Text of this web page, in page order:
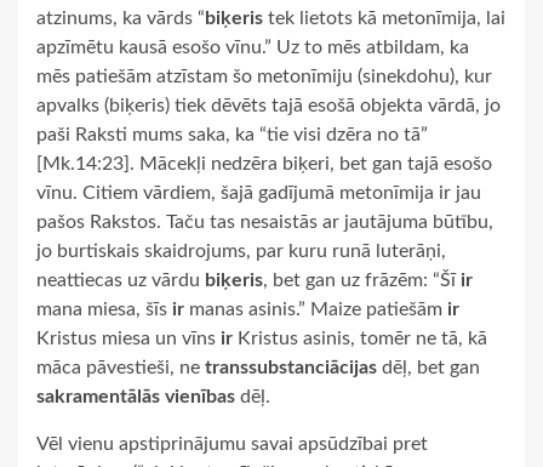
atzinums, ka vārds “biķeris tek lietots kā metonīmija, lai
apzīmētu kausā esošo vīnu.” Uz to mēs atbildam, ka
mēs patiešām atzīstam šo metonīmiju (sinekdohu), kur
apvalks (biķeris) tiek dēvēts tajā esošā objekta vārdā, jo
paši Raksti mums saka, ka “tie visi dzēra no tā”
[Mk.14:23]. Mācekļi nedzēra biķeri, bet gan tajā esošo
vīnu. Citiem vārdiem, šajā gadījumā metonīmija ir jau
pašos Rakstos. Taču tas nesaistās ar jautājuma būtību,
jo burtiskais skaidrojums, par kuru runā luterāņi,
neattiecas uz vārdu biķeris, bet gan uz frāzēm: “Šī ir
mana miesa, šīs ir manas asinis.” Maize patiešām ir
Kristus miesa un vīns ir Kristus asinis, tomēr ne tā, kā
māca pāvestieši, ne transsubstanciācijas dēļ, bet gan
sakramentālās vienības dēļ.
Vēl vienu apstiprinājumu savai apsūdzībai pret